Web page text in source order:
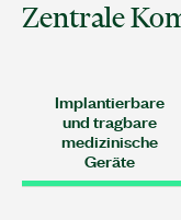
Zentrale
Implantierbare
und tragbare
medizinische
Geräte